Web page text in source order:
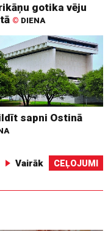
gotika vēju
© DIENA
sapni Ostinā
Vairāk CEĻOJUMI